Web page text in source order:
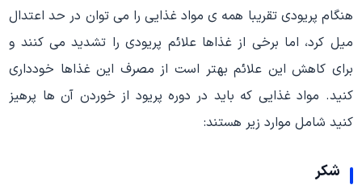
هنگام پریودی تقریبا همه ی مواد غذایی را می توان در حد اعتدال
میل کرد، اما برخی از غذاها علائم پریودی را تشدید می کنند و
برای کاهش این علائم بهتر است از مصرف این غذاها خودداری
کنید. مواد غذایی که باید در دوره پریود از خوردن آن ها پرهیز
کنید شامل موارد زیر هستند:
شکر